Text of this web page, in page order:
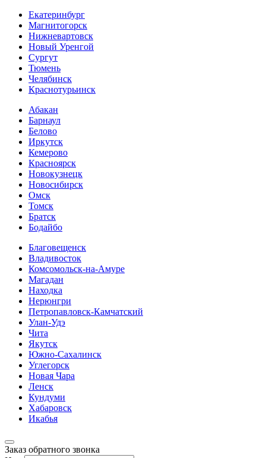
Екатеринбург
Магнитогорск
Нижневартовск
Новый Уренгой
Сургут
Тюмень
Челябинск
Краснотурьинск
Абакан
Барнаул
Белово
Иркутск
Кемерово
Красноярск
Новокузнецк
Новосибирск
Омск
Томск
Братск
Бодайбо
Благовещенск
Владивосток
Комсомольск-на-Амуре
Магадан
Находка
Нерюнгри
Петропавловск-Камчатский
Улан-Удэ
Чита
Якутск
Южно-Сахалинск
Углегорск
Новая Чара
Ленск
Кундуми
Хабаровск
Икабья
Заказ обратного звонка